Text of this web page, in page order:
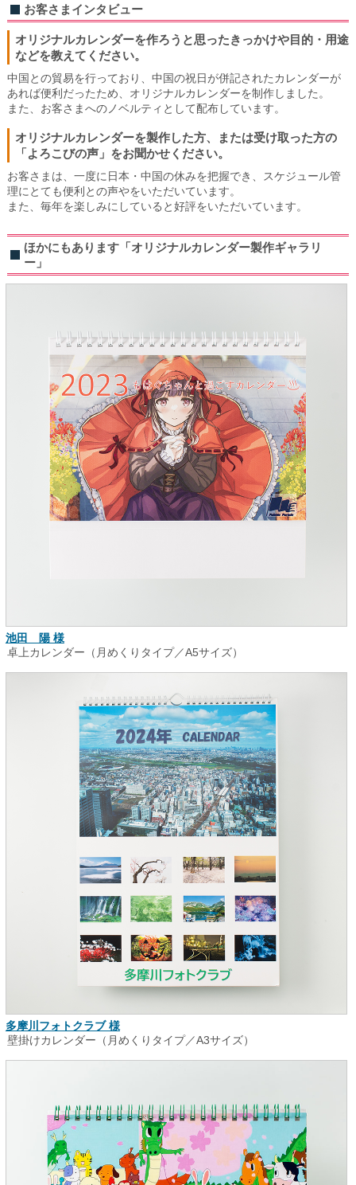
お客さまインタビュー
オリジナルカレンダーを作ろうと思ったきっかけや目的・用途
などを教えてください。
中国との貿易を行っており、中国の祝日が併記されたカレンダーが
あれば便利だったため、オリジナルカレンダーを制作しました。
また、お客さまへのノベルティとして配布しています。
オリジナルカレンダーを製作した方、または受け取った方の
「よろこびの声」をお聞かせください。
お客さまは、一度に日本・中国の休みを把握でき、スケジュール管
理にとても便利との声やをいただいています。
また、毎年を楽しみにしていると好評をいただいています。
ほかにもあります「オリジナルカレンダー製作ギャラリ
ー」
池田 陽 様
卓上カレンダー（月めくりタイプ／A5サイズ）
多摩川フォトクラブ 様
壁掛けカレンダー（月めくりタイプ／A3サイズ）